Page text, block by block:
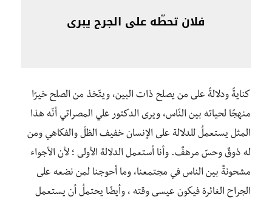
فلان تحطّه على الجرح يبرى
كنايةً ودلالةً على من يصلح ذات البين، ويتّخذ من الصلح خيرًا
منهجًا لحياته بين النًاس، ويرى الدكتور علي المصراتي أنّه هذا
المثل يستعملُ للدلالة على الإنسان خفيف الظلّ والفكاهي ومن
له ذوقٌ وحسّ مرهفٌ. وأنا أستعمل الدلالة الأولى ؛ لأن الأجواء
مشحونةٌ بين الناس في مجتمعنا، وما أحوجنا لمن نضعه على
الجراح الغائرة فيكون عيسى وقته ، وأيضًا يحتملُ أن يستعمل